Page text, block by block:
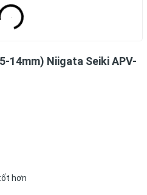
14mm) Niigata Seiki APV-
hơn